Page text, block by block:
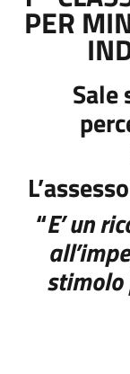
PER
Sale
“E’ un
stimolo